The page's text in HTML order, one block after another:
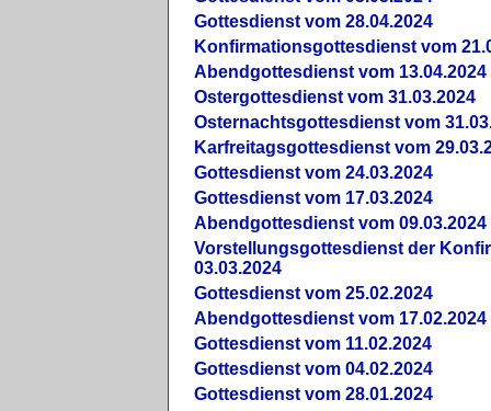
Gottesdienst vom 28.04.2024
Konfirmationsgottesdienst vom
Abendgottesdienst vom 13.04.2024
Ostergottesdienst vom 31.03.2024
Osternachtsgottesdienst vom
Karfreitagsgottesdienst vom
Gottesdienst vom 24.03.2024
Gottesdienst vom 17.03.2024
Abendgottesdienst vom 09.03.2024
Vorstellungsgottesdienst der
03.03.2024
Gottesdienst vom 25.02.2024
Abendgottesdienst vom 17.02.2024
Gottesdienst vom 11.02.2024
Gottesdienst vom 04.02.2024
Gottesdienst vom 28.01.2024